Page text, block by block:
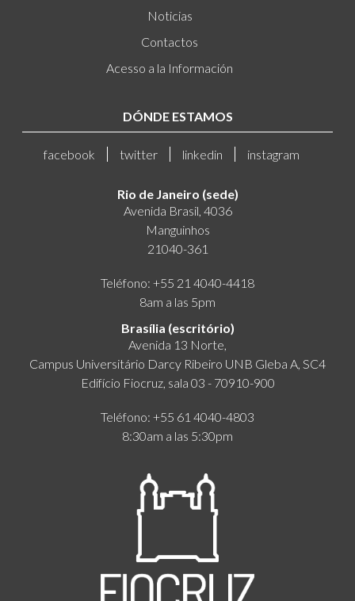
Noticias
Contactos
Acesso a la Información
DÓNDE ESTAMOS
facebook twitter linkedin instagram
Rio de Janeiro (sede)
Avenida Brasil, 4036
Manguinhos
21040-361
Teléfono: +55 21 4040-4418
8am a las 5pm
Brasília (escritório)
Avenida 13 Norte,
Campus Universitário Darcy Ribeiro UNB Gleba A, SC4
Edifício Fiocruz, sala 03 - 70910-900
Teléfono: +55 61 4040-4803
8:30am a las 5:30pm